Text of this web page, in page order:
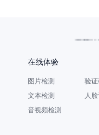
在线体验
图片检测
文本检测
音视频检测
验
人